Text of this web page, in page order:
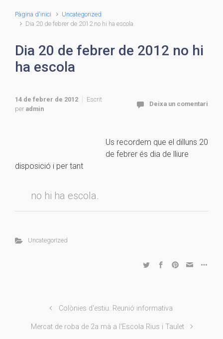
Pàgina d'inici
Uncategorized
Dia 20 de febrer de 2012 no hi ha escola
Dia 20 de febrer de 2012 no hi
ha escola
14 de febrer de 2012
Escrit
per admin
Deixa un comentari
Us recordem que el dilluns 20
de febrer és dia de lliure
disposició i per tant
no hi ha escola.
Uncategorized
Colònies d'estiu. Reunió informativa
Mercat de roba de 2a mà a l'Escola Rius i Taulet